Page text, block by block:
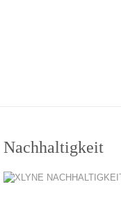
Nachhaltigkeit